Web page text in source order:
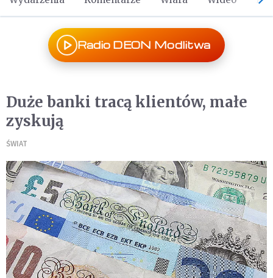
Radio DEON Modlitwa
Duże banki tracą klientów, małe
zyskują
ŚWIAT